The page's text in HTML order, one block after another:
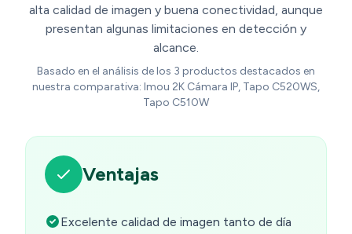
alta calidad de imagen y buena conectividad, aunque
presentan algunas limitaciones en detección y
alcance.
Basado en el análisis de los 3 productos destacados en
nuestra comparativa: Imou 2K Cámara IP, Tapo C520WS,
Tapo C510W
Ventajas
Excelente calidad de imagen tanto de día